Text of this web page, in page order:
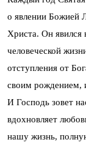
о явлении Божией
Христа. Он явился
человеческой
отступления от
своим рождением,
И Господь зовет
вдохновляет
нашу жизнь,